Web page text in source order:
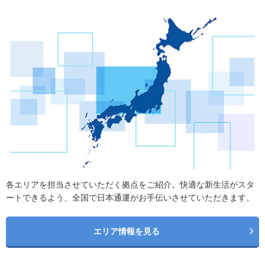
各エリアを担当させていただく拠点をご紹介。快適な新生活がスタ
ートできるよう、全国で日本通運がお手伝いさせていただきます。
エリア情報を見る